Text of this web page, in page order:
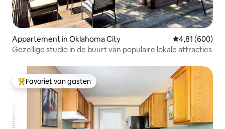
Appartement in Oklahoma City Gemiddelde
4,81 (600)
Gezellige studio in de buurt van populaire lokale attracties
Topfavoriet van gasten
Favoriet van gasten